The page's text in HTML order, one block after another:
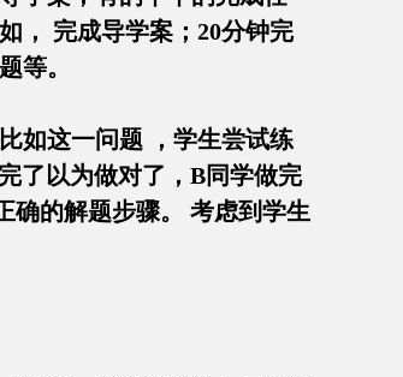
， 完成导学案；20分钟完
题等。
如这一问题 ，学生尝试练
了以为做对了，B同学做完
确的解题步骤。 考虑到学生